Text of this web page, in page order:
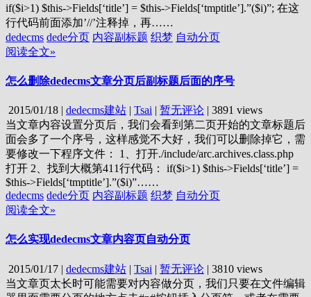
if($i>1) $this->Fields[‘title’] = $this->Fields[‘tmptitle’].”($i)”; 在这
行代码前面添加’//’注释掉，再……
dedecms dede分页 内容副标题 织梦 自动分页
阅读全文»
怎么删除dedecms文章分页后副标题后面的序号
2015/01/18 | dedecms建站 | Tsai | 暂无评论 | 3891 views
当文章内容设置分页后，我们会看到第二页开始的文章标题后
面会多了一个序号，这样感觉不大好，我们可以删除掉它，需
要修改一下程序文件： 1、打开./include/arc.archives.class.php
打开 2、找到大概第411行代码： if($i>1) $this->Fields[‘title’] =
$this->Fields[‘tmptitle’].”($i)”……
dedecms dede分页 内容副标题 织梦 自动分页
阅读全文»
怎么实现dedecms文章内容页自动分页
2015/01/17 | dedecms建站 | Tsai | 暂无评论 | 3810 views
当文章页太长时可能需要对内容做分页，我们只要在文件编辑